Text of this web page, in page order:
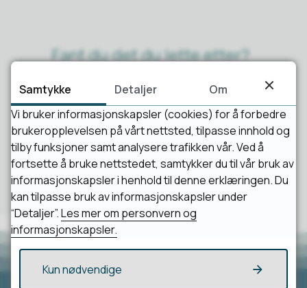
Fant du det du lette etter?
Ja Nei
Samtykke Detaljer
Om
Vi bruker informasjonskapsler (cookies) for å forbedre
brukeropplevelsen på vårt nettsted, tilpasse innhold og
tilby funksjoner samt analysere trafikken vår. Ved å
fortsette å bruke nettstedet, samtykker du til vår bruk av
informasjonskapsler i henhold til denne erklæringen. Du
kan tilpasse bruk av informasjonskapsler under
“Detaljer”.Les mer om personvern og
informasjonskapsler.
Kun nødvendige